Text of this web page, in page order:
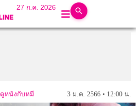
27 ก.ค. 2026
ดูหนังกับหมี 3 ม.ค. 2566 • 12:00 น.